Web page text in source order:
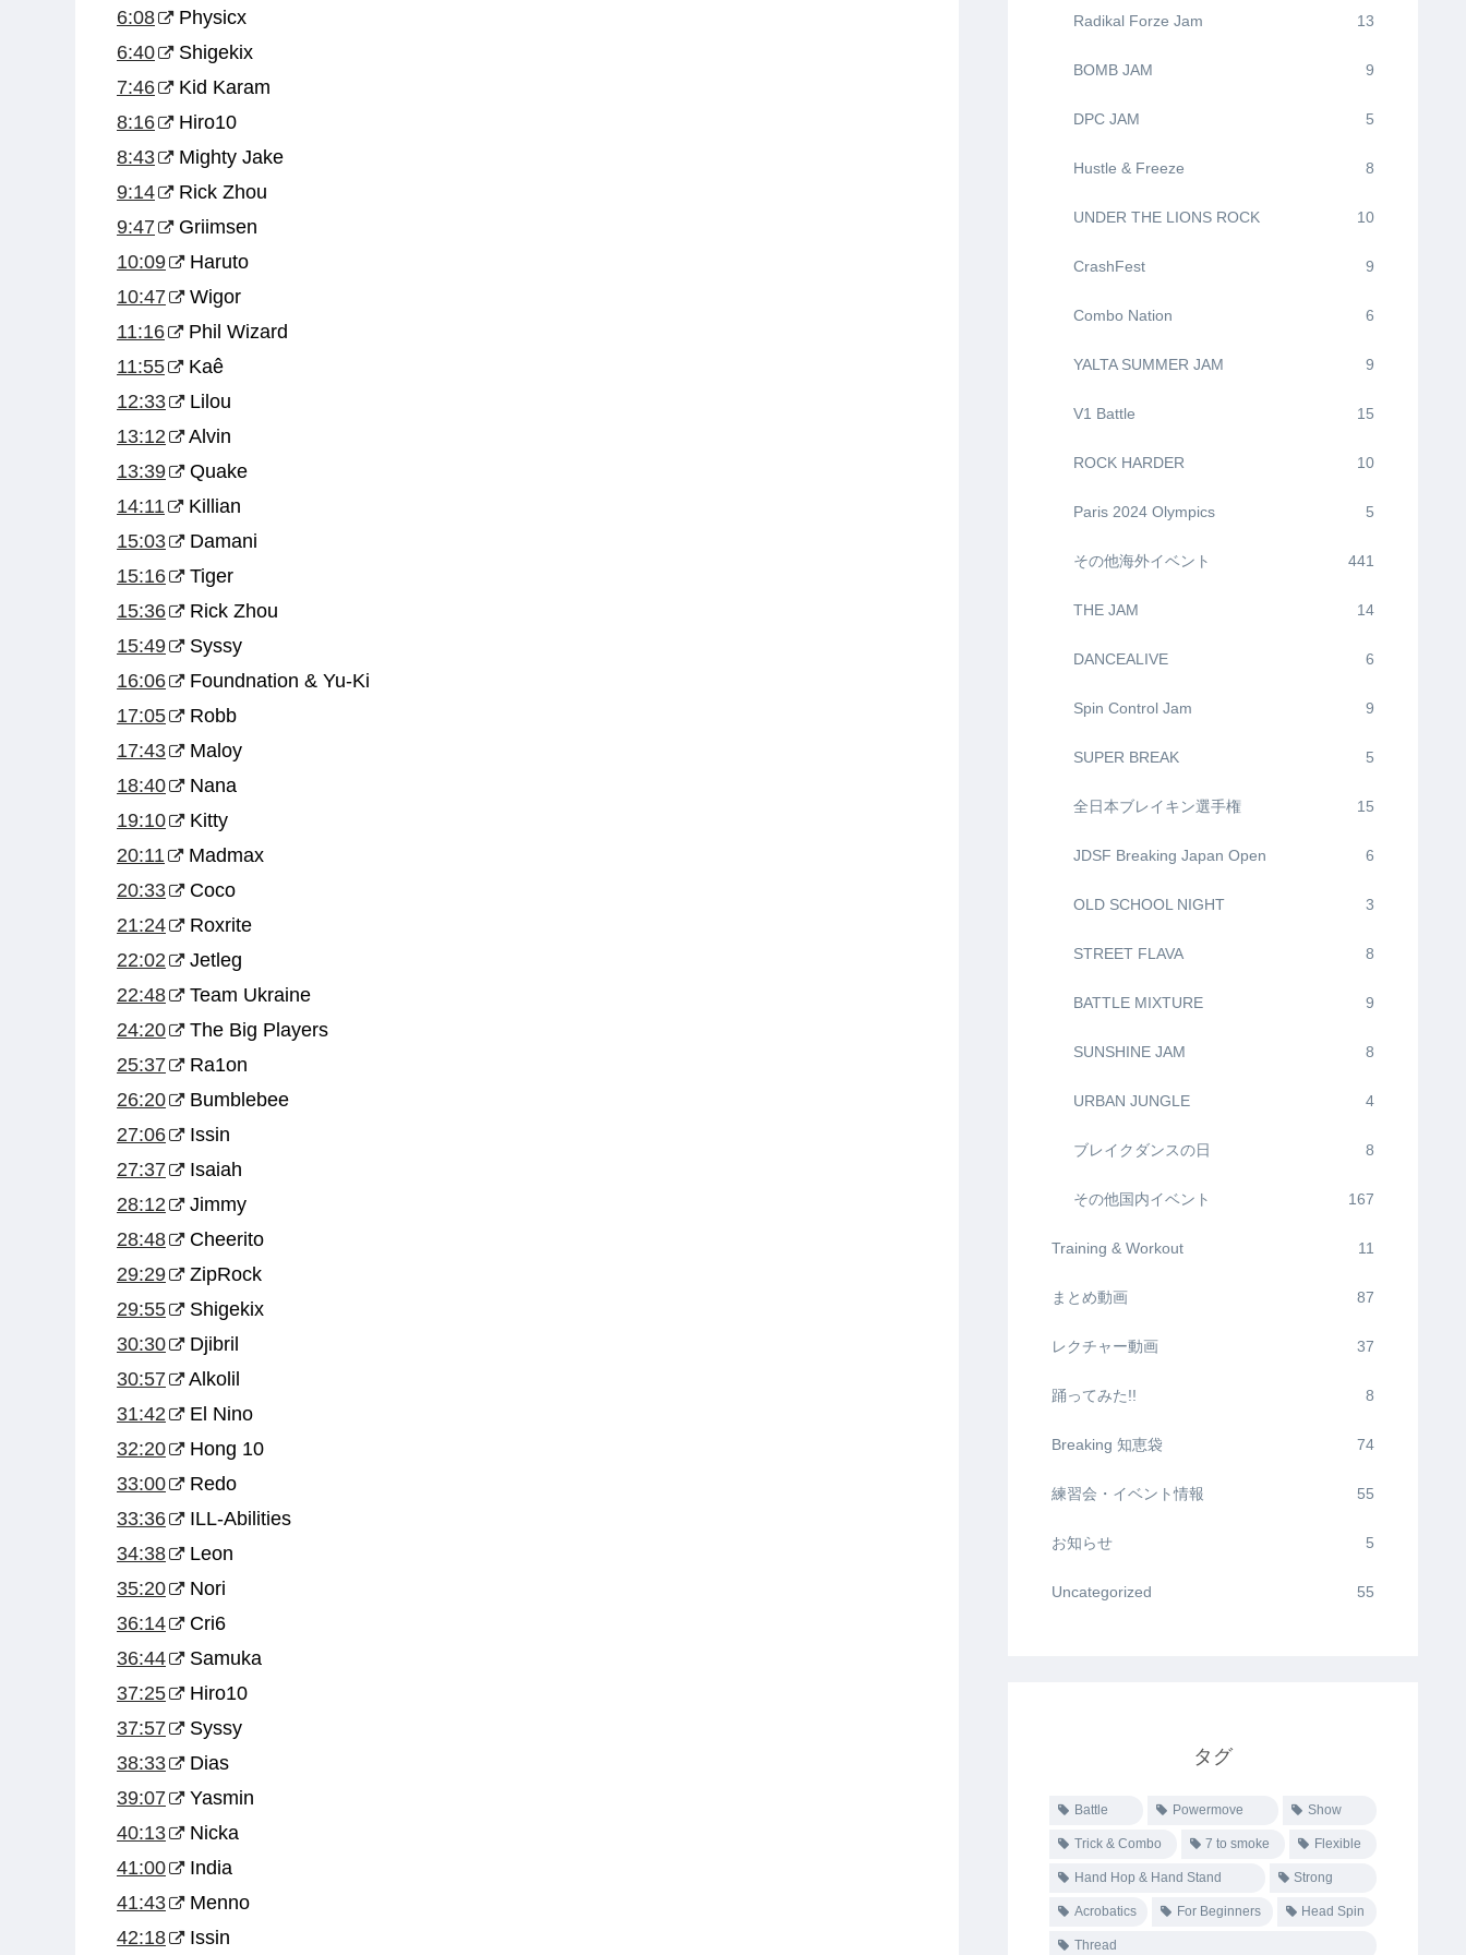
6:08
Physicx
6:40
Shigekix
7:46
Kid Karam
8:16
Hiro10
8:43
Mighty Jake
9:14
Rick Zhou
9:47
Griimsen
10:09
Haruto
10:47
Wigor
11:16
Phil Wizard
11:55
Kaê
12:33
Lilou
13:12
Alvin
13:39
Quake
14:11
Killian
15:03
Damani
15:16
Tiger
15:36
Rick Zhou
15:49
Syssy
16:06
Foundnation & Yu-Ki
17:05
Robb
17:43
Maloy
18:40
Nana
19:10
Kitty
20:11
Madmax
20:33
Coco
21:24
Roxrite
22:02
Jetleg
22:48
Team Ukraine
24:20
The Big Players
25:37
Ra1on
26:20
Bumblebee
27:06
Issin
27:37
Isaiah
28:12
Jimmy
28:48
Cheerito
29:29
ZipRock
29:55
Shigekix
30:30
Djibril
30:57
Alkolil
31:42
El Nino
32:20
Hong 10
33:00
Redo
33:36
ILL-Abilities
34:38
Leon
35:20
Nori
36:14
Cri6
36:44
Samuka
37:25
Hiro10
37:57
Syssy
38:33
Dias
39:07
Yasmin
40:13
Nicka
41:00
India
41:43
Menno
42:18
Issin
Radikal Forze Jam 13
BOMB JAM 9
DPC JAM 5
Hustle & Freeze 8
UNDER THE LIONS ROCK 10
CrashFest 9
Combo Nation 6
YALTA SUMMER JAM 9
V1 Battle 15
ROCK HARDER 10
Paris 2024 Olympics 5
その他海外イベント 441
THE JAM 14
DANCEALIVE 6
Spin Control Jam 9
SUPER BREAK 5
全日本ブレイキン選手権 15
JDSF Breaking Japan Open 6
OLD SCHOOL NIGHT 3
STREET FLAVA 8
BATTLE MIXTURE 9
SUNSHINE JAM 8
URBAN JUNGLE 4
ブレイクダンスの日 8
その他国内イベント 167
Training & Workout 11
まとめ動画 87
レクチャー動画 37
踊ってみた!! 8
Breaking 知恵袋 74
練習会・イベント情報 55
お知らせ 5
Uncategorized 55
タグ
Battle Powermove Show
Trick & Combo 7 to smoke Flexible
Hand Hop & Hand Stand Strong
Acrobatics For Beginners Head Spin
Thread